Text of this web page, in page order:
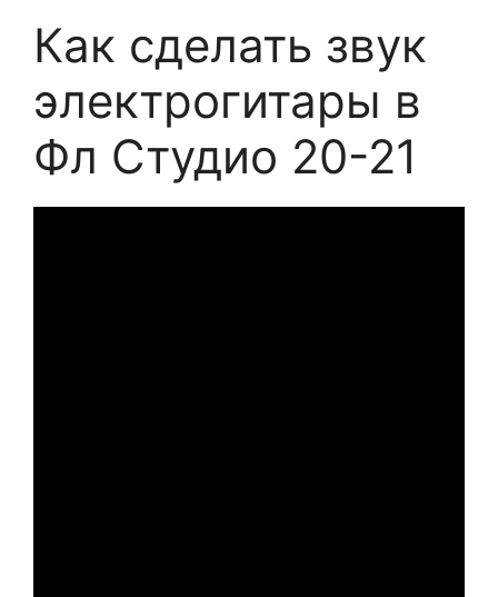
Как сделать звук
электрогитары в
Фл Студио 20-21